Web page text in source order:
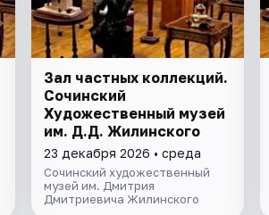
Зал частных коллекций.
Сочинский
Художественный музей
им. Д.Д. Жилинского
23 декабря 2026 • среда
Сочинский художественный
музей им. Дмитрия
Дмитриевича Жилинского